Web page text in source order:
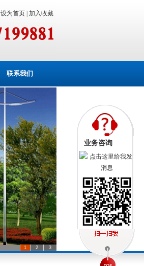
设为首页 | 加入收藏
联系我们
1 2 3
业务咨询